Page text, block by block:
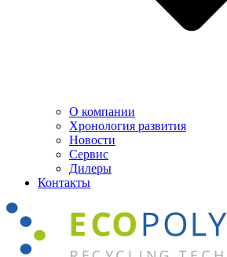
О компании
Хронология развития
Новости
Сервис
Дилеры
Контакты